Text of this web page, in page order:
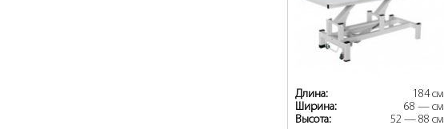
Длина:
184 см
Ширина:
68 — см
Высота:
52 — 88 см